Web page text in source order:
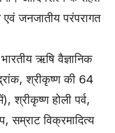
जनजातीय परंपरागत
ऋषि वैज्ञानिक
श्रीकृष्ण की 64
श्रीकृष्ण होली पर्व,
सम्राट विक्रमादित्य